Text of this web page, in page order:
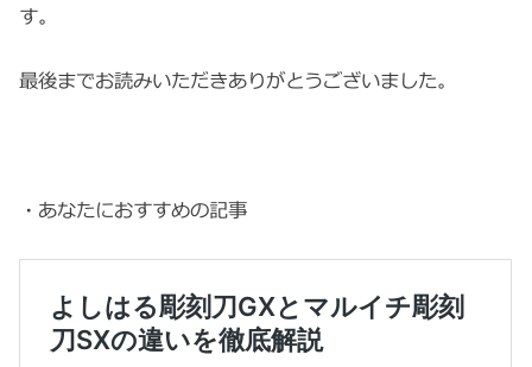
す。
最後までお読みいただきありがとうございました。
・あなたにおすすめの記事